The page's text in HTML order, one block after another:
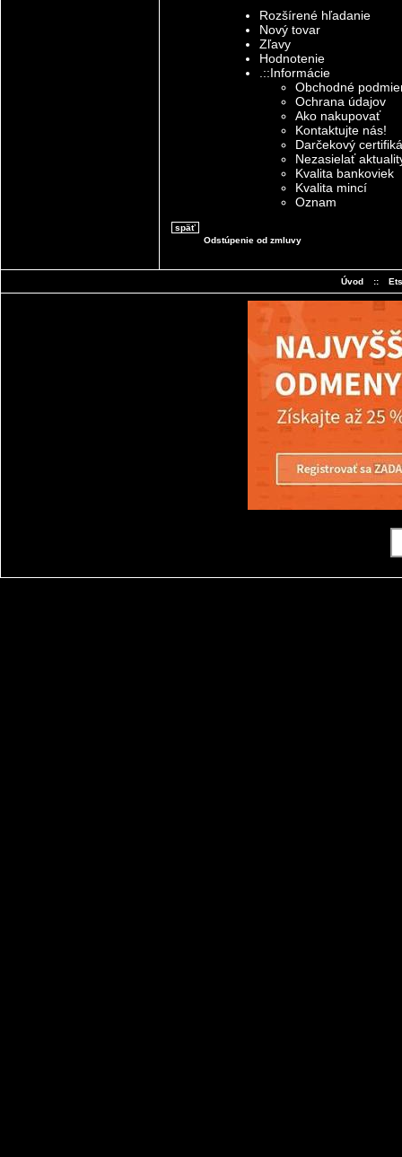
Rozšírené hľadanie
Nový tovar
Zľavy
Hodnotenie
.::Informácie
Obchodné
Ochrana údajov
Ako nakupovať
Kontaktujte nás!
Darčekový
Nezasielať
Kvalita bankoviek
Kvalita mincí
Oznam
späť
Odstúpenie od zmluvy
Úvod ::